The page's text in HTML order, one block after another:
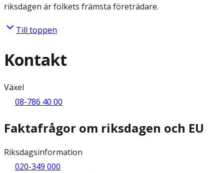
riksdagen är folkets främsta företrädare.
Till toppen
Kontakt
Växel
08-786 40 00
Faktafrågor om riksdagen och EU
Riksdagsinformation
020-349 000